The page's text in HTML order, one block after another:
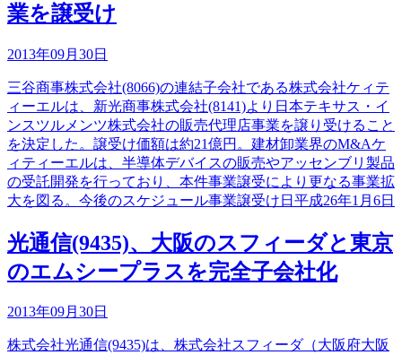
業を譲受け
2013年09月30日
三谷商事株式会社(8066)の連結子会社である株式会社ケィテ
ィーエルは、新光商事株式会社(8141)より日本テキサス・イ
ンスツルメンツ株式会社の販売代理店事業を譲り受けること
を決定した。譲受け価額は約21億円。建材卸業界のM&Aケ
ィティーエルは、半導体デバイスの販売やアッセンブリ製品
の受託開発を行っており、本件事業譲受により更なる事業拡
大を図る。今後のスケジュール事業譲受け日平成26年1月6日
光通信(9435)、大阪のスフィーダと東京
のエムシープラスを完全子会社化
2013年09月30日
株式会社光通信(9435)は、株式会社スフィーダ（大阪府大阪